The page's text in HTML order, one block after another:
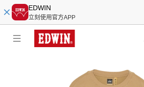
EDWIN
立刻使用官方APP